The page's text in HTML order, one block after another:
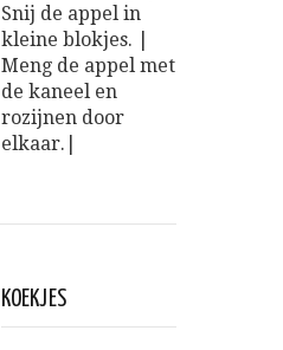
Snij de appel in
kleine blokjes. |
Meng de appel met
de kaneel en
rozijnen door
elkaar.|
KOEKJES